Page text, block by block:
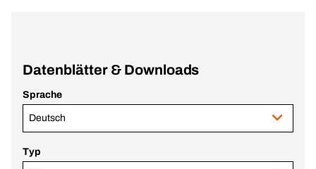
Datenblätter & Downloads
Sprache
Deutsch
Typ